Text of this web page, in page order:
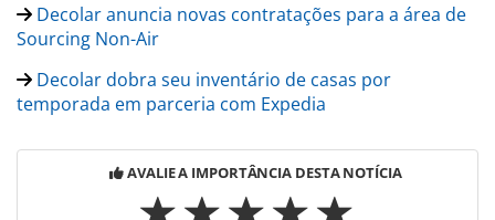
Decolar anuncia novas contratações para a área de
Sourcing Non-Air
Decolar dobra seu inventário de casas por
temporada em parceria com Expedia
AVALIE A IMPORTÂNCIA DESTA NOTÍCIA